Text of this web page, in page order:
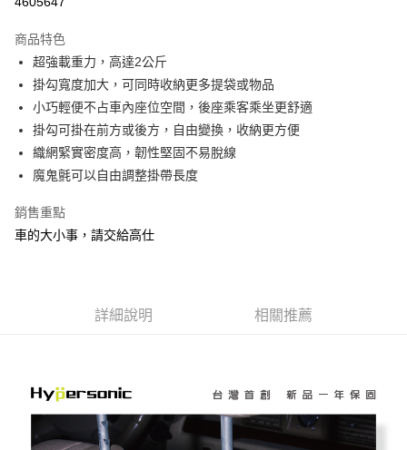
合作金庫商業銀行
華南商業銀行
上海商業儲蓄銀行
台北富邦商業銀行
國泰世華商業銀行
兆豐國際商業銀行
臺灣中小企業銀行
台中商業銀行
匯豐（台灣）商業銀行
華泰商業銀行
聯邦商業銀行
遠東國際商業銀行
元大商業銀行
台新國際商業銀行
台灣樂天信用卡公司
超商取貨付款
LINE Pay
Apple Pay
街口支付
ATM付款
每筆NT$60，滿NT$450(含以上)免運費
宅配
每筆NT$70，滿NT$450(含以上)免運費
商品特色
超強載重力，高達2公斤
掛勾寬度加大，可同時收納更多提袋或物品
小巧輕便不占車內座位空間，後座乘客乘坐更舒適
掛勾可掛在前方或後方，自由變換，收納更方便
織網緊實密度高，韌性堅固不易脫線
魔鬼氈可以自由調整掛帶長度
銷售重點
車的大小事，請交給高仕
詳細說明 相關推薦